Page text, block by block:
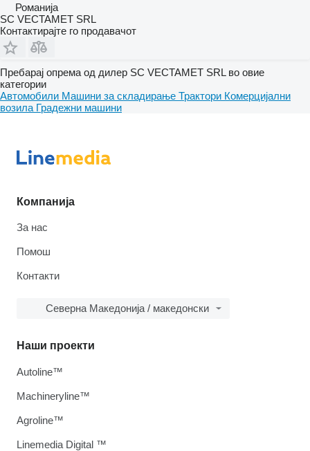
Романија
SC VECTAMET SRL
Контактирајте го продавачот
Пребарај опрема од дилер SC VECTAMET SRL во овие
категории
Автомобили Машини за складирање Трактори Комерцијални
возила Градежни машини
Компанија
За нас
Помош
Контакти
Северна Македонија / македонски
Наши проекти
Autoline™
Machineryline™
Agroline™
Linemedia Digital ™